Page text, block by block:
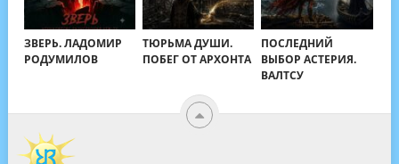
ЗВЕРЬ. ЛАДОМИР
РОДУМИЛОВ
ТЮРЬМА ДУШИ.
ПОБЕГ ОТ АРХОНТА
ПОСЛЕДНИЙ
ВЫБОР АСТЕРИЯ.
ВАЛТСУ